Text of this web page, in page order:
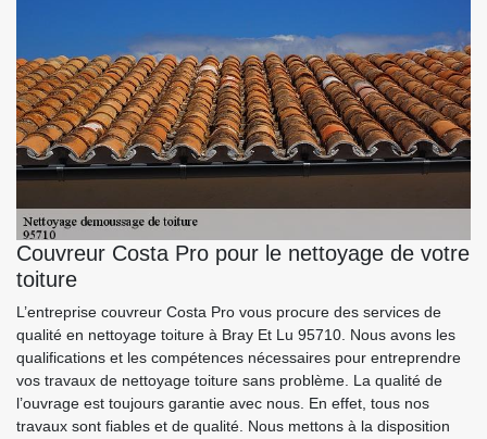
Couvreur Costa Pro pour le nettoyage de votre
toiture
L’entreprise couvreur Costa Pro vous procure des services de
qualité en nettoyage toiture à Bray Et Lu 95710. Nous avons les
qualifications et les compétences nécessaires pour entreprendre
vos travaux de nettoyage toiture sans problème. La qualité de
l’ouvrage est toujours garantie avec nous. En effet, tous nos
travaux sont fiables et de qualité. Nous mettons à la disposition